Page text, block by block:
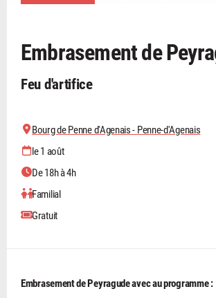
Embrasement de
Feu d'artifice
Bourg de Penne d'Agenais - Penne-d'Agenais
le 1 août
De 18h à 4h
Familial
Gratuit
Embrasement de Peyragude avec au programme :